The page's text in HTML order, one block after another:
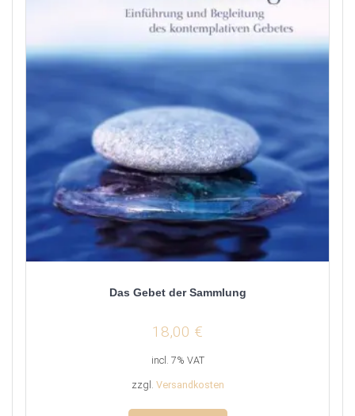
Das Gebet der Sammlung
18,00 €
incl. 7% VAT
zzgl. Versandkosten